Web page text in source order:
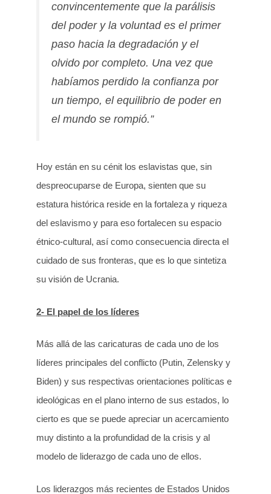
convincentemente que la parálisis
del poder y la voluntad es el primer
paso hacia la degradación y el
olvido por completo. Una vez que
habíamos perdido la confianza por
un tiempo, el equilibrio de poder en
el mundo se rompió.”
Hoy están en su cénit los eslavistas que, sin
despreocuparse de Europa, sienten que su
estatura histórica reside en la fortaleza y riqueza
del eslavismo y para eso fortalecen su espacio
étnico-cultural, así como consecuencia directa el
cuidado de sus fronteras, que es lo que sintetiza
su visión de Ucrania.
2- El papel de los líderes
Más allá de las caricaturas de cada uno de los
líderes principales del conflicto (Putin, Zelensky y
Biden) y sus respectivas orientaciones políticas e
ideológicas en el plano interno de sus estados, lo
cierto es que se puede apreciar un acercamiento
muy distinto a la profundidad de la crisis y al
modelo de liderazgo de cada uno de ellos.
Los liderazgos más recientes de Estados Unidos